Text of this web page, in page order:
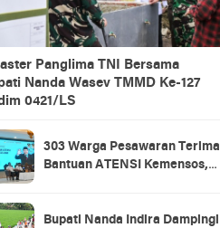
Panglima TNI Bersama
Nanda Wasev TMMD Ke-127
0421/LS
303 Warga Pesawaran Terima
Bantuan ATENSI Kemensos,
Bupati Nanda Indira Dampingi